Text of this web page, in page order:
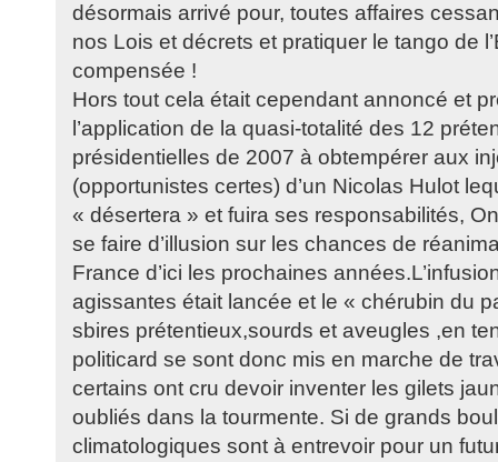
désormais arrivé pour, toutes affaires
nos Lois et décrets et pratiquer le tango de
compensée !
Hors tout cela était cependant annoncé et
l’application de la quasi-totalité des 12
présidentielles de 2007 à obtempérer aux
(opportunistes certes) d’un Nicolas Hulot
« désertera » et fuira ses responsabilités,
se faire d’illusion sur les chances de
France d’ici les prochaines
agissantes était lancée et le « chérubin du
sbires prétentieux,sourds et aveugles ,en
politicard se sont donc mis en marche de
certains ont cru devoir inventer les gilets
oubliés dans la tourmente. Si de grands
climatologiques sont à entrevoir pour un